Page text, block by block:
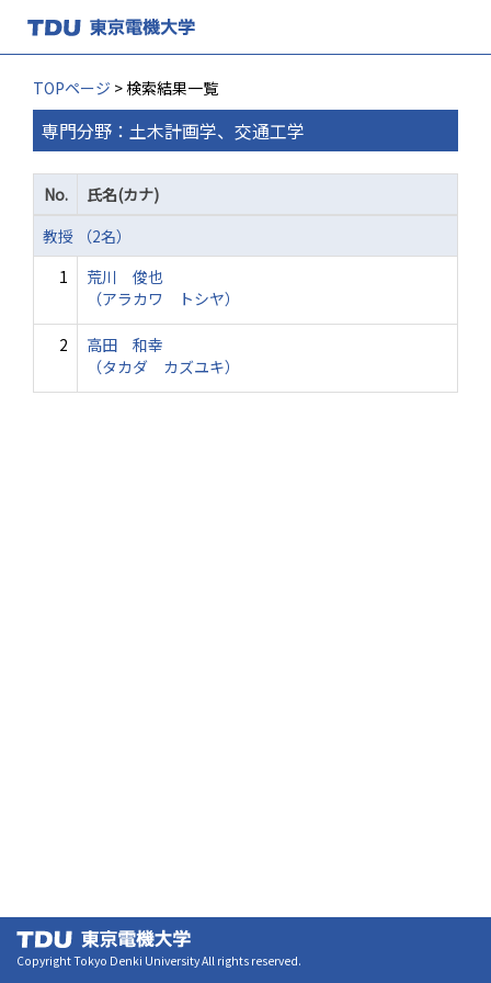
TOPページ > 検索結果一覧
専門分野：土木計画学、交通工学
No.
氏名(カナ)
教授 （2名）
1
荒川 俊也
（アラカワ トシヤ）
2
高田 和幸
（タカダ カズユキ）
Copyright Tokyo Denki University All rights reserved.